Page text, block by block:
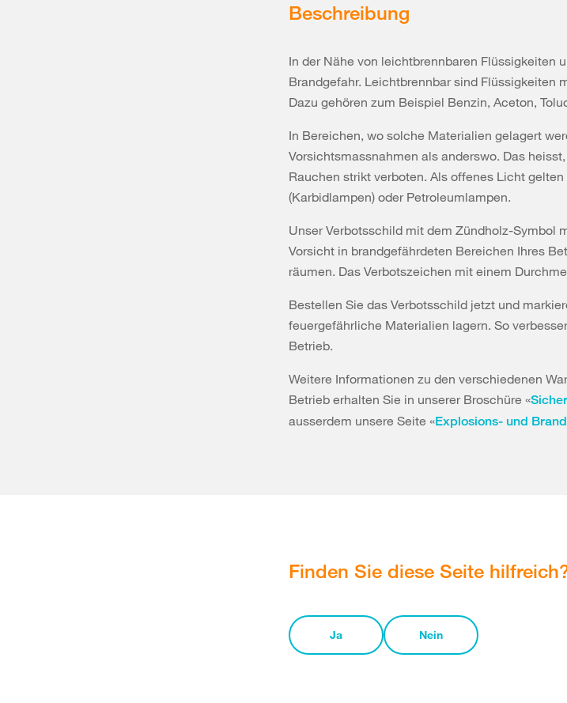
Beschreibung
In der Nähe von leichtbrennbaren Flüssigkeiten
Brandgefahr. Leichtbrennbar sind Flüssigkeiten
Dazu gehören zum Beispiel Benzin, Aceton,
In Bereichen, wo solche Materialien gelagert
Vorsichtsmassnahmen als anderswo. Das
Rauchen strikt verboten. Als offenes Licht
(Karbidlampen) oder Petroleumlampen.
Unser Verbotsschild mit dem Zündholz-Symbol
Vorsicht in brandgefährdeten Bereichen Ihres
räumen. Das Verbotszeichen mit einem
Bestellen Sie das Verbotsschild jetzt und
feuergefährliche Materialien lagern. So
Betrieb.
Weitere Informationen zu den verschiedenen
Betrieb erhalten Sie in unserer Broschüre «
ausserdem unsere Seite «Explosions- und
Finden Sie diese Seite
Ja Nein